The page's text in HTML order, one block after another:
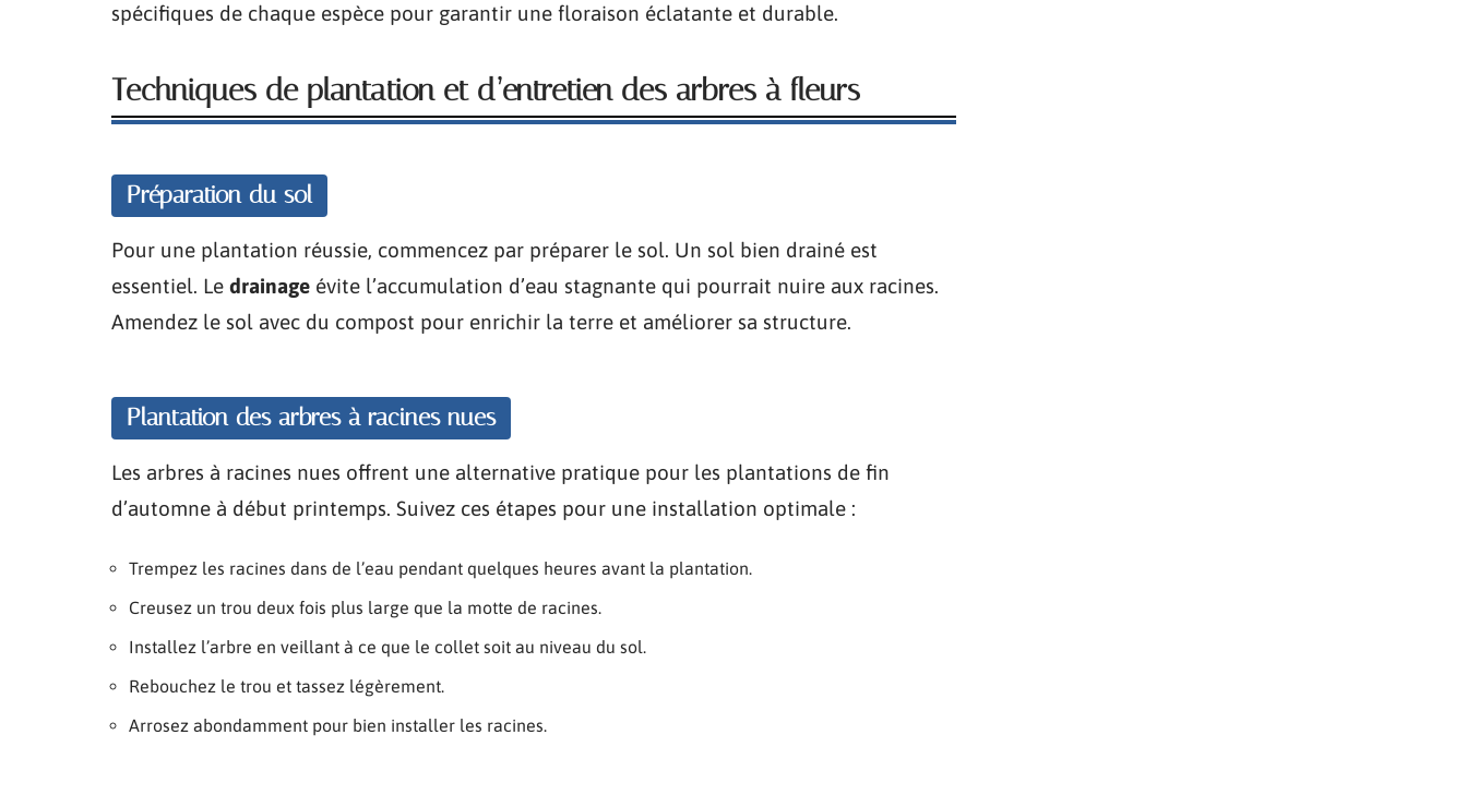
spécifiques de chaque espèce pour garantir une floraison éclatante et durable.
Techniques de plantation et d’entretien des arbres à fleurs
Préparation du sol
Pour une plantation réussie, commencez par préparer le sol. Un sol bien drainé est
essentiel. Le drainage évite l’accumulation d’eau stagnante qui pourrait nuire aux racines.
Amendez le sol avec du compost pour enrichir la terre et améliorer sa structure.
Plantation des arbres à racines nues
Les arbres à racines nues offrent une alternative pratique pour les plantations de fin
d’automne à début printemps. Suivez ces étapes pour une installation optimale :
Trempez les racines dans de l’eau pendant quelques heures avant la plantation.
Creusez un trou deux fois plus large que la motte de racines.
Installez l’arbre en veillant à ce que le collet soit au niveau du sol.
Rebouchez le trou et tassez légèrement.
Arrosez abondamment pour bien installer les racines.